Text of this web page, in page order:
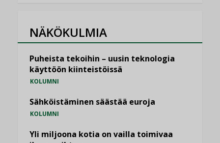
NÄKÖKULMIA
Puheista tekoihin – uusin teknologia
käyttöön kiinteistöissä
KOLUMNI
Sähköistäminen säästää euroja
KOLUMNI
Yli miljoona kotia on vailla toimivaa